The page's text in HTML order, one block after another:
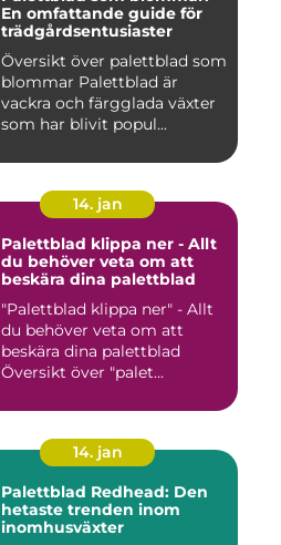
En omfattande guide för
trädgårdsentusiaster
Översikt över palettblad som
blommar Palettblad är
vackra och färgglada växter
som har blivit popul...
14. jan
Palettblad klippa ner - Allt
du behöver veta om att
beskära dina palettblad
"Palettblad klippa ner" - Allt
du behöver veta om att
beskära dina palettblad
Översikt över "palet...
14. jan
Palettblad Redhead: Den
hetaste trenden inom
inomhusväxter